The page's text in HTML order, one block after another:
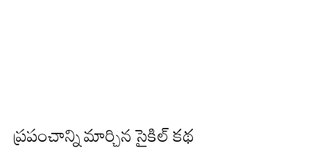
ప్రపంచాన్ని మార్చిన సైకిల్ కథ